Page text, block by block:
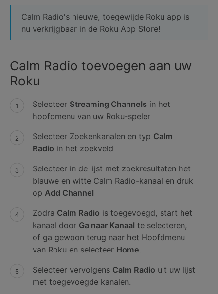
Calm Radio's nieuwe, toegewijde Roku app is
nu verkrijgbaar in de Roku App Store!
Calm Radio toevoegen aan uw
Roku
Selecteer Streaming Channels in het
hoofdmenu van uw Roku-speler
Selecteer Zoekenkanalen en typ Calm
Radio in het zoekveld
Selecteer in de lijst met zoekresultaten het
blauwe en witte Calm Radio-kanaal en druk
op Add Channel
Zodra Calm Radio is toegevoegd, start het
kanaal door Ga naar Kanaal te selecteren,
of ga gewoon terug naar het Hoofdmenu
van Roku en selecteer Home.
Selecteer vervolgens Calm Radio uit uw lijst
met toegevoegde kanalen.